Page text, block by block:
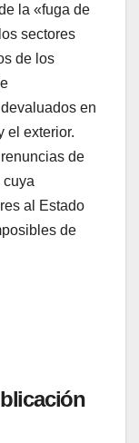
la «fuga de
sectores
de los
en
el exterior.
de
cuya
al Estado
de